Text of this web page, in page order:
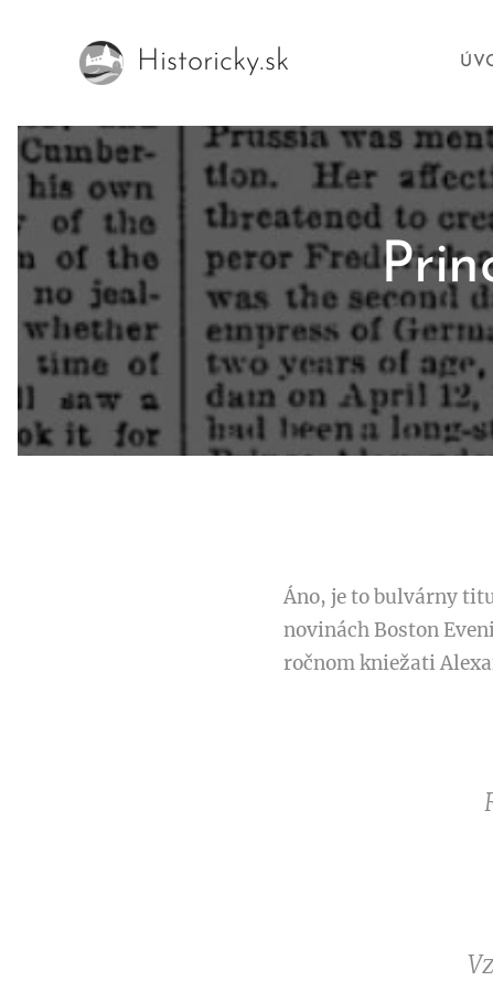
Historicky.sk
Áno, je to bulvárny
novinách Boston
ročnom kniežati